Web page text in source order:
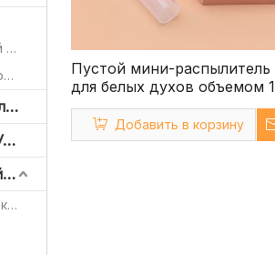
Косметической Банка
Банки Пластиковые PET
Крышки Для Флаконов
Дезодоранты Упаковки
Косметической Упаковки
Пустых Паллетка Теней
Пустой мини-распылитель
для белых духов объемом 1
мл
Добавить в корзину